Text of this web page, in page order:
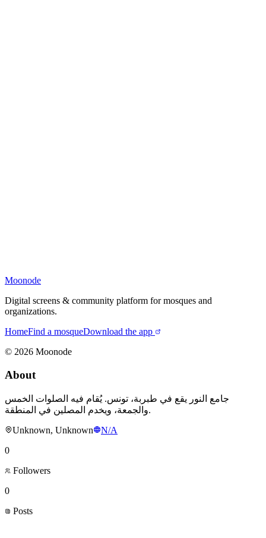
Moonode
Digital screens & community platform for mosques and
organizations.
HomeFind a mosqueDownload the app
© 2026 Moonode
About
جامع النور يقع في طبربة، تونس. يُقام فيه الصلوات الخمس
والجمعة، ويخدم المصلين في المنطقة.
Unknown, Unknown
N/A
0
Followers
0
Posts